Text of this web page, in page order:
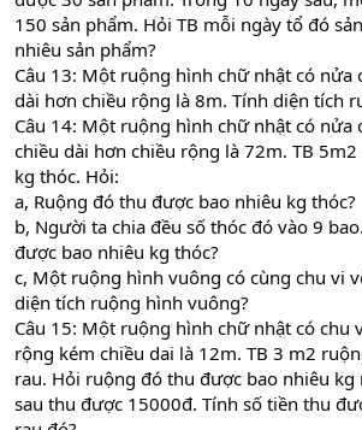
150 sản phẩm. Hỏi TB mỗi ngày tổ đó
nhiêu sản phẩm?
Câu 13: Một ruộng hình chữ nhật có nửa
dài hơn chiều rộng là 8m. Tính diện tích
Câu 14: Một ruộng hình chữ nhật có nửa
chiều dài hơn chiều rộng là 72m. TB
kg thóc. Hỏi:
a, Ruộng đó thu được bao nhiêu kg thóc?
b, Người ta chia đều số thóc đó vào 9
được bao nhiêu kg thóc?
c, Một ruộng hình vuông có cùng chu vi
diện tích ruộng hình vuông?
Câu 15: Một ruộng hình chữ nhật có chu
rộng kém chiều dai là 12m. TB 3 m2
rau. Hỏi ruộng đó thu được bao nhiêu kg
sau thu được 15000đ. Tính số tiền thu